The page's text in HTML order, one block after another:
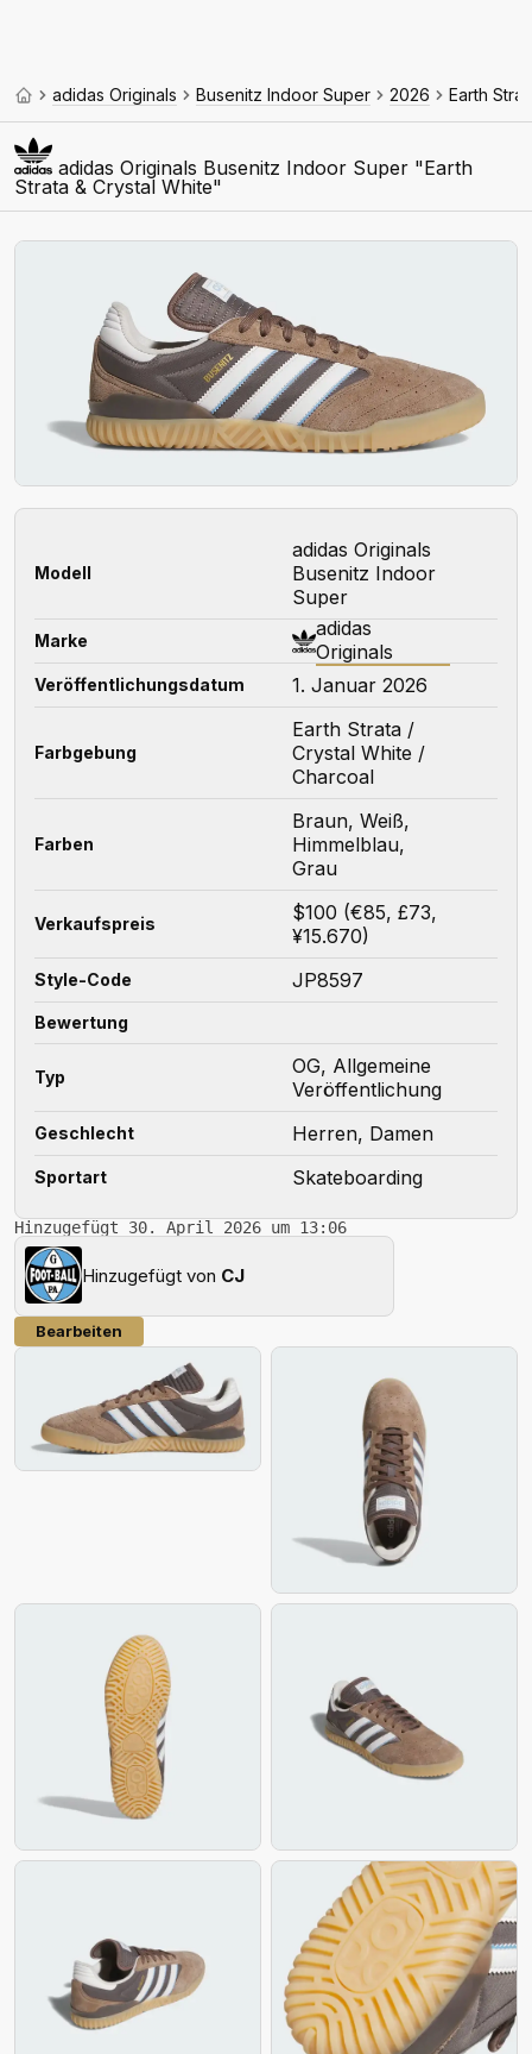
adidas Originals Busenitz Indoor Super 2026 Earth
adidas Originals Busenitz Indoor Super "Earth
Strata & Crystal White"
Modell
adidas Originals
Busenitz Indoor
Super
Marke
adidas
Originals
Veröffentlichungsdatum 1. Januar 2026
Farbgebung
Earth Strata /
Crystal White /
Charcoal
Farben
Braun, Weiß,
Himmelblau,
Grau
Verkaufspreis
$100 (€85, £73,
¥15.670)
Style-Code JP8597
Bewertung
Typ
OG, Allgemeine
Veröffentlichung
Geschlecht Herren, Damen
Sportart Skateboarding
Hinzugefügt 30. April 2026 um 13:06
Hinzugefügt von CJ
Bearbeiten